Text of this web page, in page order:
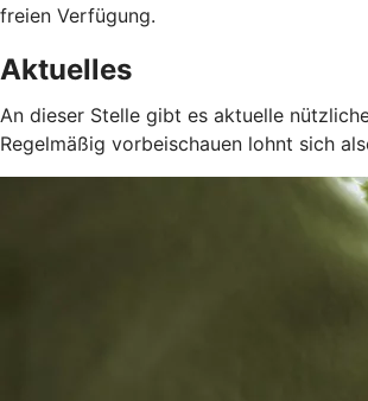
freien Verfügung.
Aktuelles
An dieser Stelle gibt es aktuelle
Regelmäßig vorbeischauen lohnt sich